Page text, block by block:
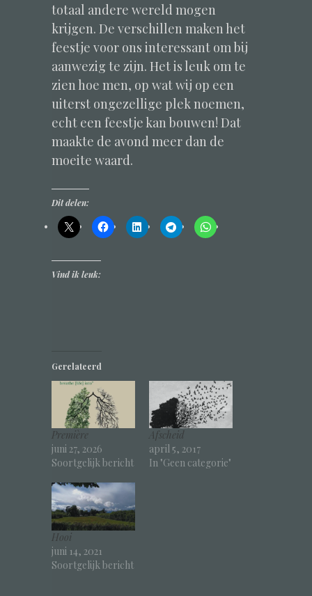
totaal andere wereld mogen
krijgen. De verschillen maken het
feestje voor ons interessant om bij
aanwezig te zijn. Het is leuk om te
zien hoe men, op wat wij op een
uiterst ongezellige plek noemen,
echt een feestje kan bouwen! Dat
maakte de avond meer dan de
moeite waard.
Dit delen:
Vind ik leuk:
Gerelateerd
Première
juni 27, 2026
Soortgelijk bericht
Afscheid
april 5, 2017
In "Geen categorie"
Hooi
juni 14, 2021
Soortgelijk bericht